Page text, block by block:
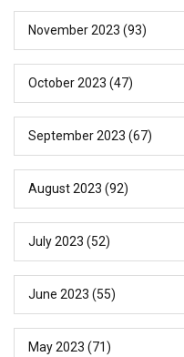
November 2023 (93)
October 2023 (47)
September 2023 (67)
August 2023 (92)
July 2023 (52)
June 2023 (55)
May 2023 (71)